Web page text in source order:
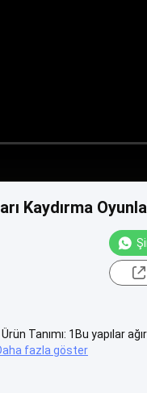
Kaydırma
Tanımı: 1Bu yapılar
fazla göster